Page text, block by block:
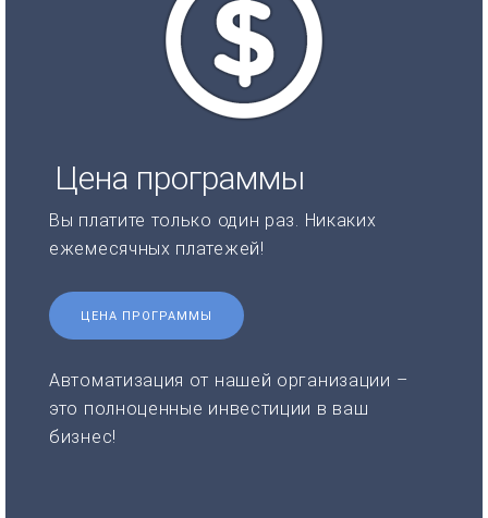
Цена программы
Вы платите только один раз. Никаких
ежемесячных платежей!
ЦЕНА ПРОГРАММЫ
Автоматизация от нашей организации –
это полноценные инвестиции в ваш
бизнес!